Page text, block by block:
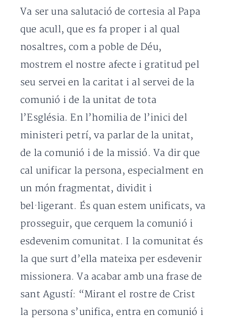
Va ser una salutació de cortesia al Papa
que acull, que es fa proper i al qual
nosaltres, com a poble de Déu,
mostrem el nostre afecte i gratitud pel
seu servei en la caritat i al servei de la
comunió i de la unitat de tota
l’Església. En l’homilia de l’inici del
ministeri petrí, va parlar de la unitat,
de la comunió i de la missió. Va dir que
cal unificar la persona, especialment en
un món fragmentat, dividit i
bel·ligerant. És quan estem unificats, va
prosseguir, que cerquem la comunió i
esdevenim comunitat. I la comunitat és
la que surt d’ella mateixa per esdevenir
missionera. Va acabar amb una frase de
sant Agustí: “Mirant el rostre de Crist
la persona s’unifica, entra en comunió i